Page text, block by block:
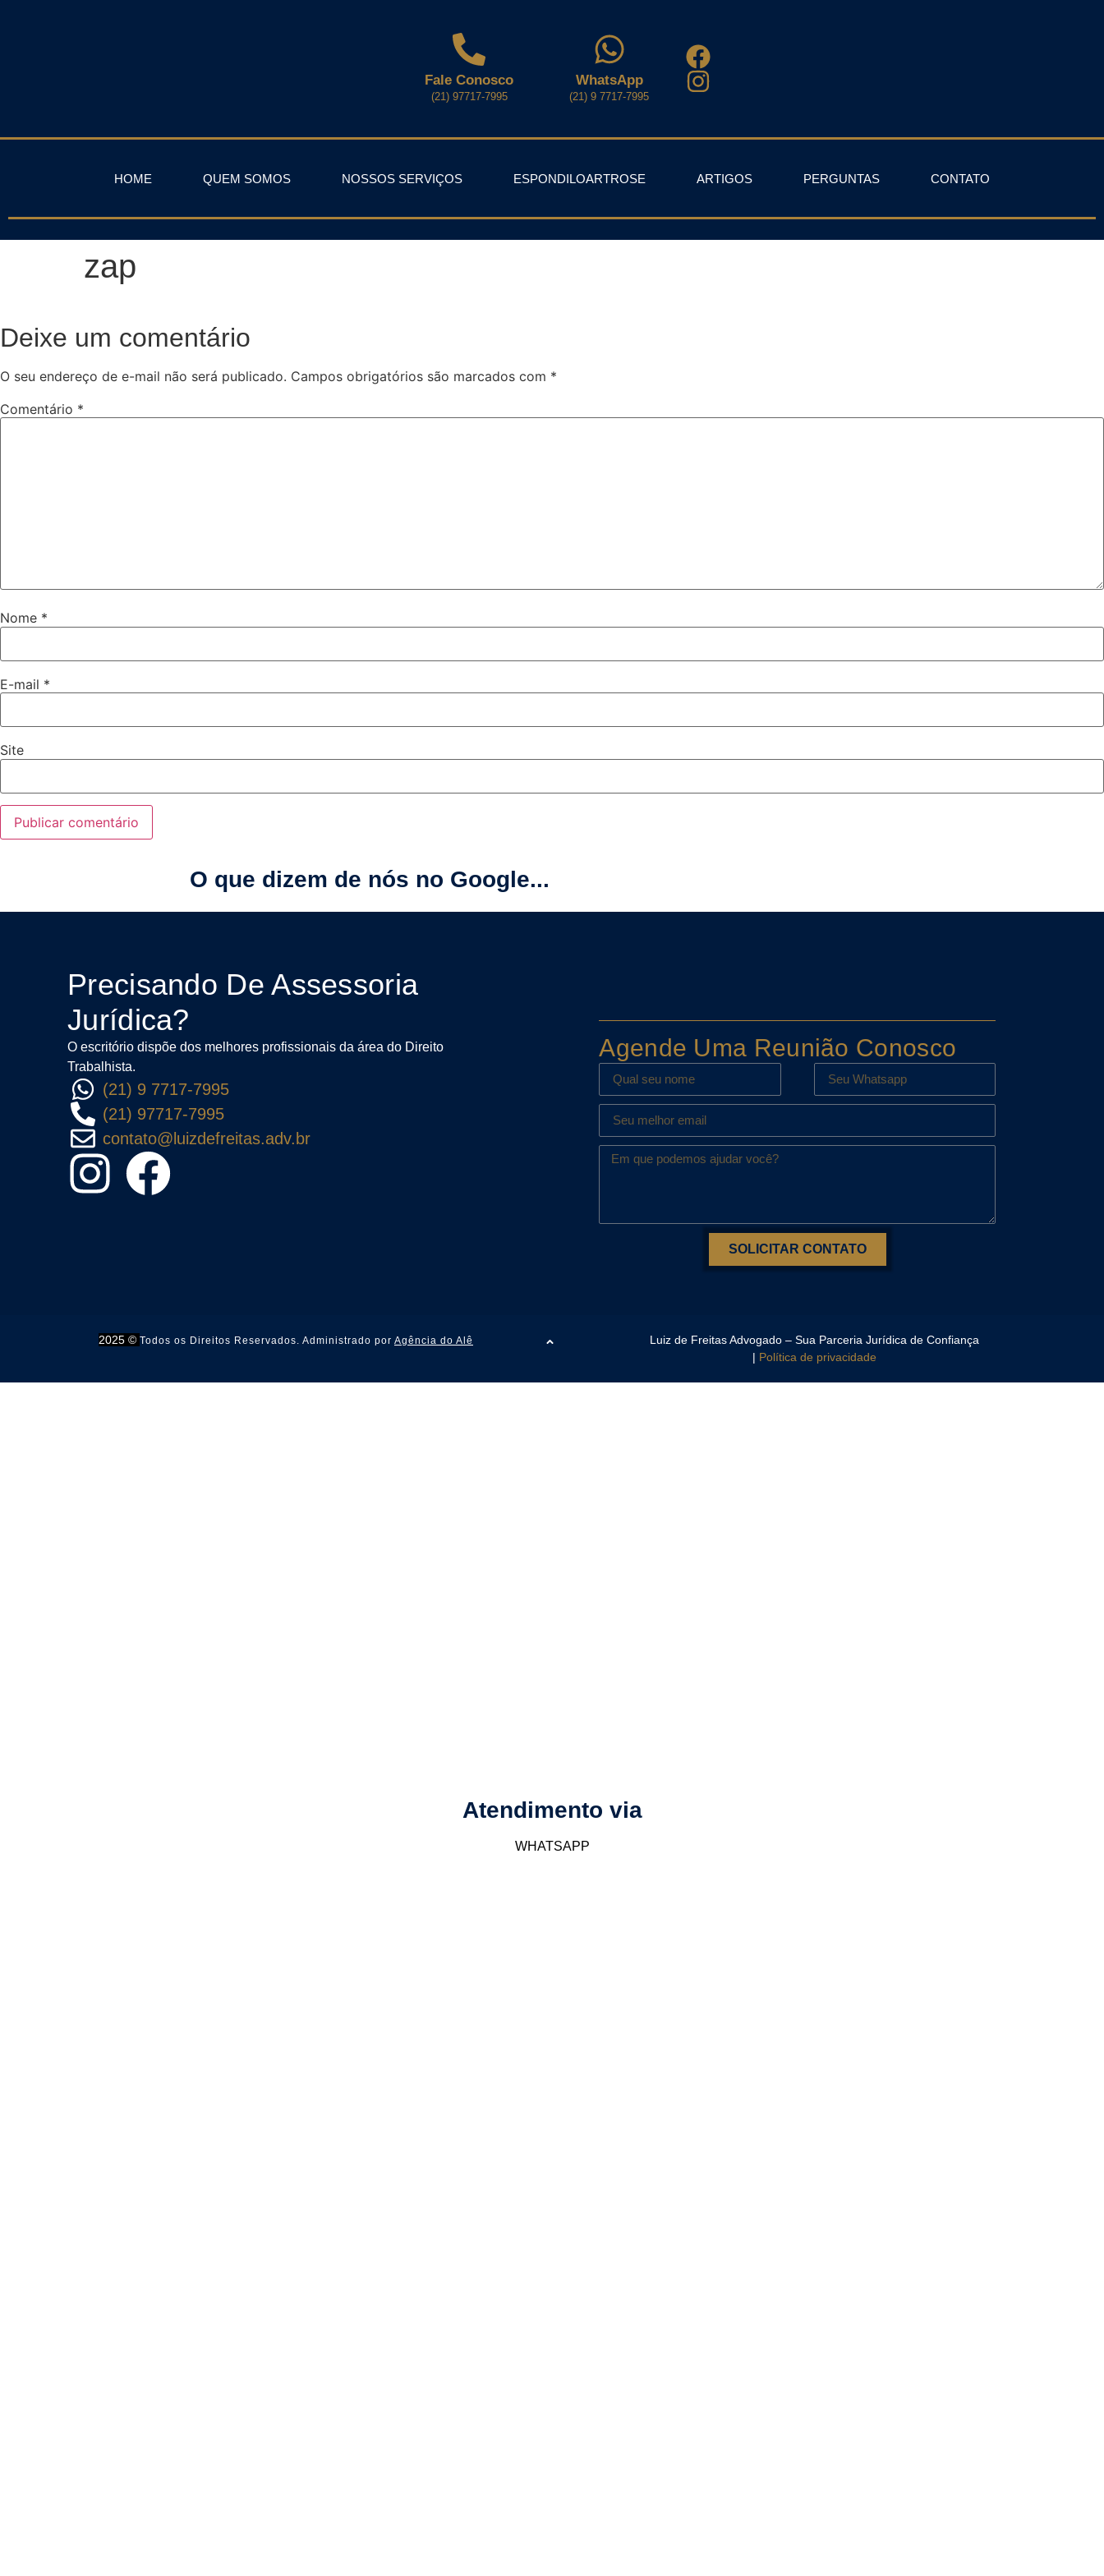
Fale Conosco
(21) 97717-7995
WhatsApp
(21) 9 7717-7995
HOME QUEM SOMOS NOSSOS SERVIÇOS ESPONDILOARTROSE ARTIGOS PERGUNTAS CONTATO
zap
Deixe um comentário
O seu endereço de e-mail não será publicado. Campos obrigatórios são marcados com *
Comentário *
Nome *
E-mail *
Site
O que dizem de nós no Google...
Precisando De Assessoria
Jurídica?
O escritório dispõe dos melhores profissionais da área do Direito
Trabalhista.
(21) 9 7717-7995
(21) 97717-7995
contato@luizdefreitas.adv.br
Agende Uma Reunião Conosco
SOLICITAR CONTATO
2025 © Todos os Direitos Reservados. Administrado por Agência do Alê
Luiz de Freitas Advogado – Sua Parceria Jurídica de Confiança
| Política de privacidade
Atendimento via
WHATSAPP